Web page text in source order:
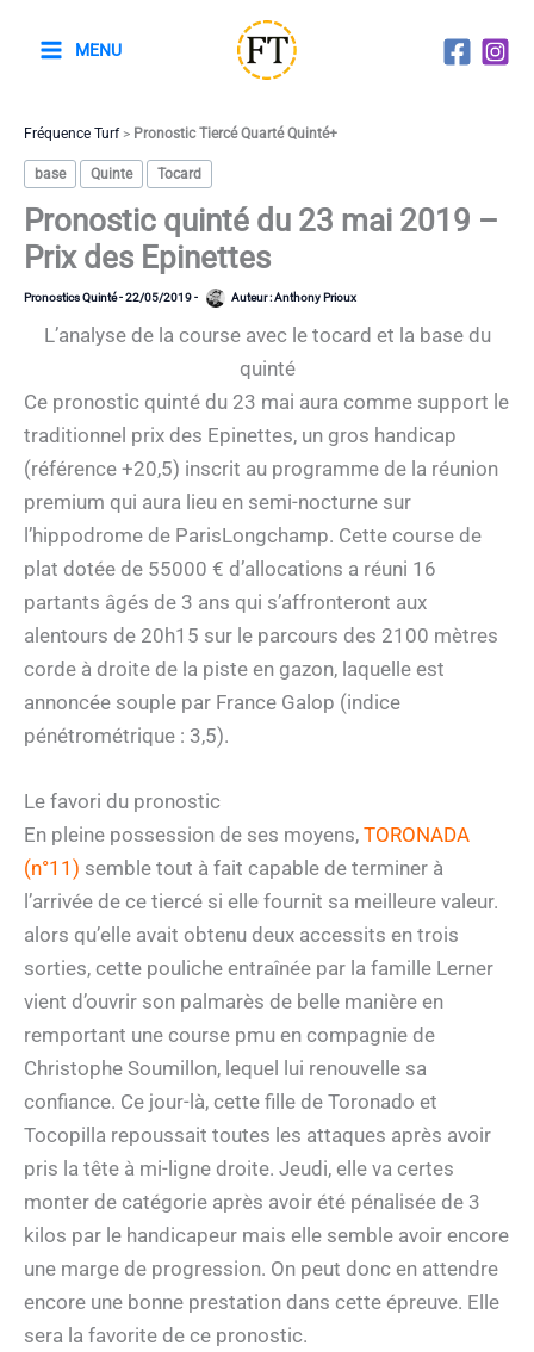
MENU
Fréquence Turf> Pronostic Tiercé Quarté Quinté+
base Quinte Tocard
Pronostic quinté du 23 mai 2019 –
Prix des Epinettes
Pronostics Quinté-22/05/2019- Auteur :Anthony Prioux
L’analyse de la course avec le tocard et la base du
quinté
Ce pronostic quinté du 23 mai aura comme support le
traditionnel prix des Epinettes, un gros handicap
(référence +20,5) inscrit au programme de la réunion
premium qui aura lieu en semi-nocturne sur
l’hippodrome de ParisLongchamp. Cette course de
plat dotée de 55000 € d’allocations a réuni 16
partants âgés de 3 ans qui s’affronteront aux
alentours de 20h15 sur le parcours des 2100 mètres
corde à droite de la piste en gazon, laquelle est
annoncée souple par France Galop (indice
pénétrométrique : 3,5).
Le favori du pronostic
En pleine possession de ses moyens, TORONADA
(n°11) semble tout à fait capable de terminer à
l’arrivée de ce tiercé si elle fournit sa meilleure valeur.
alors qu’elle avait obtenu deux accessits en trois
sorties, cette pouliche entraînée par la famille Lerner
vient d’ouvrir son palmarès de belle manière en
remportant une course pmu en compagnie de
Christophe Soumillon, lequel lui renouvelle sa
confiance. Ce jour-là, cette fille de Toronado et
Tocopilla repoussait toutes les attaques après avoir
pris la tête à mi-ligne droite. Jeudi, elle va certes
monter de catégorie après avoir été pénalisée de 3
kilos par le handicapeur mais elle semble avoir encore
une marge de progression. On peut donc en attendre
encore une bonne prestation dans cette épreuve. Elle
sera la favorite de ce pronostic.